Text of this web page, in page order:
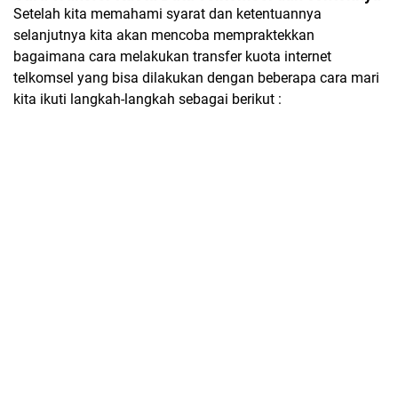
Setelah kita memahami syarat dan ketentuannya
selanjutnya kita akan mencoba mempraktekkan
bagaimana cara melakukan transfer kuota internet
telkomsel yang bisa dilakukan dengan beberapa cara mari
kita ikuti langkah-langkah sebagai berikut :